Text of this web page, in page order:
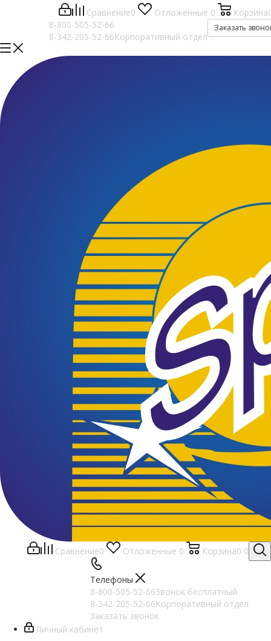
Сравнение0 Отложенные 0 Корзина
Заказать
8-800-505-52-66
8-342-205-52-66Корпоративный отдел
Сравнение0 Отложенные 0 Корзина0 0
Телефоны
8-800-505-52-66Звонок бесплатный
8-342-205-52-66Корпоративный отдел
Заказать звонок
Личный кабинет